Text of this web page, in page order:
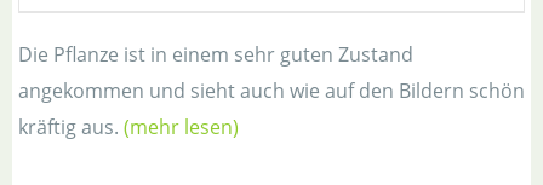
Die Pflanze ist in einem sehr guten Zustand
angekommen und sieht auch wie auf den Bildern schön
kräftig aus. (mehr lesen)